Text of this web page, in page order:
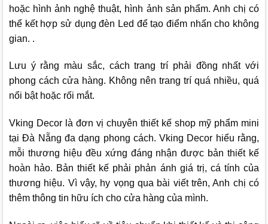
hoặc hình ảnh nghệ thuật, hình ảnh sản phẩm. Anh chị có
thể kết hợp sử dụng đèn Led để tạo điểm nhấn cho không
gian. .
Lưu ý rằng màu sắc, cách trang trí phải đồng nhất với
phong cách cửa hàng. Không nên trang trí quá nhiều, quá
nổi bật hoặc rối mắt.
Vking Decor là đơn vị chuyên thiết kế shop mỹ phẩm mini
tại Đà Nẵng đa dạng phong cách.Vking Decor hiểu rằng,
mỗi thương hiệu đều xứng đáng nhận được bản thiết kế
hoàn hảo. Bản thiết kế phải phản ánh giá trị, cá tính của
thương hiệu. Vì vậy, hy vọng qua bài viết trên, Anh chị có
thêm thông tin hữu ích cho cửa hàng của mình.